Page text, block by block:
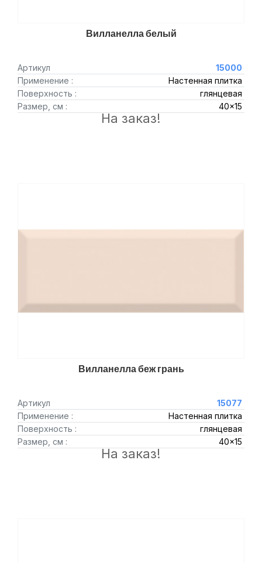
Вилланелла белый
Артикул
15000
Применение :
Настенная плитка
Поверхность :
глянцевая
Размер, см :
40x15
На заказ!
Вилланелла беж грань
Артикул
15077
Применение :
Настенная плитка
Поверхность :
глянцевая
Размер, см :
40x15
На заказ!